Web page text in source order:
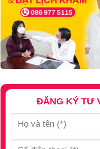
ĐĂNG KÝ TƯ